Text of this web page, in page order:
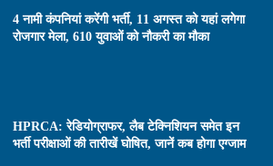
4 नामी कंपनियां करेंगी भर्ती, 11 अगस्त को यहां लगेगा
रोजगार मेला, 610 युवाओं को नौकरी का मौका
HPRCA: रेडियोग्राफर, लैब टेक्निशियन समेत इन
भर्ती परीक्षाओं की तारीखें घोषित, जानें कब होगा एग्जाम